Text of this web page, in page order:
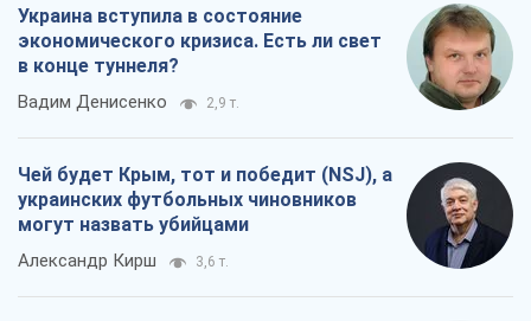
Украина вступила в состояние
экономического кризиса. Есть ли свет
в конце туннеля?
Вадим Денисенко 2,9 т.
Чей будет Крым, тот и победит (NSJ), а
украинских футбольных чиновников
могут назвать убийцами
Александр Кирш 3,6 т.